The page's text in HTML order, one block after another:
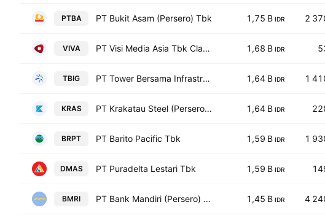
PTBA PT Bukit Asam (Persero) Tbk 1,75 B IDR 2
VIVA PT Visi Media Asia Tbk Class A 1,68 B IDR
TBIG PT Tower Bersama Infrastructure Tbk 1,64 B IDR 1
KRAS PT Krakatau Steel (Persero) Tbk Class B 1,64 B IDR
BRPT PT Barito Pacific Tbk 1,59 B IDR 1
DMAS PT Puradelta Lestari Tbk 1,59 B IDR
BMRI PT Bank Mandiri (Persero) Tbk 1,45 B IDR 4